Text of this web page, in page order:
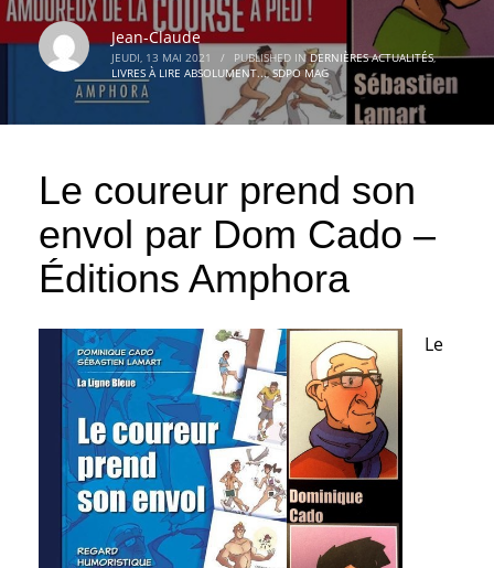
Jean-Claude
JEUDI, 13 MAI 2021 / PUBLISHED INDERNIÈRES ACTUALITÉS,
LIVRES À LIRE ABSOLUMENT...,SDPO MAG
Le coureur prend son
envol par Dom Cado –
Éditions Amphora
Le